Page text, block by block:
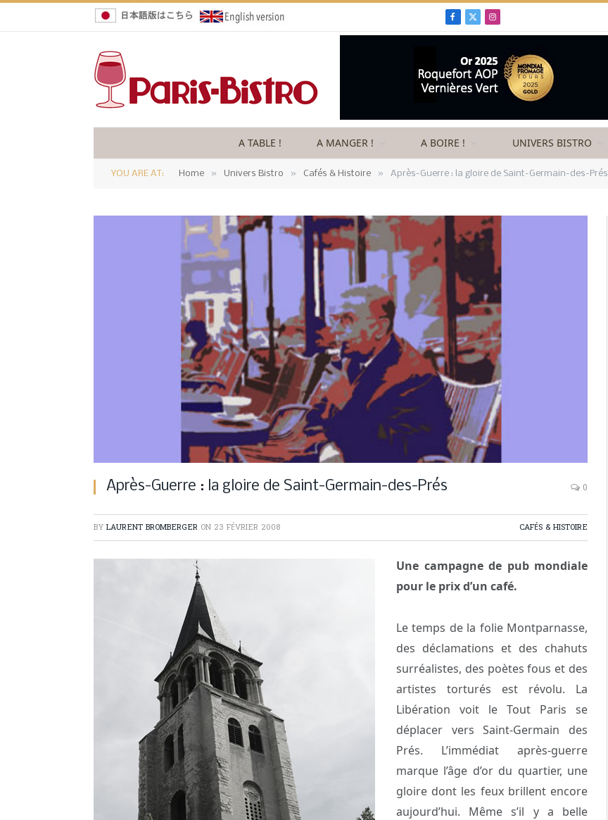
Facebook
X
(Twitter)
Instagram
A TABLE ! A MANGER ! A BOIRE ! UNIVERS BISTRO
YOU ARE AT: Home » Univers Bistro » Cafés & Histoire » Après-Guerre : la gloire de Saint-Germain-des-Prés
Après-Guerre : la gloire de Saint-Germain-des-Prés 0
BY LAURENT BROMBERGER ON 23 FÉVRIER 2008 CAFÉS & HISTOIRE
Une campagne de pub mondiale
pour le prix d’un café.
Le temps de la folie Montparnasse,
des déclamations et des chahuts
surréalistes, des poètes fous et des
artistes torturés est révolu. La
Libération voit le Tout Paris se
déplacer vers Saint-Germain des
Prés. L’immédiat après-guerre
marque l’âge d’or du quartier, une
gloire dont les feux brillent encore
aujourd’hui. Même s’il y a belle